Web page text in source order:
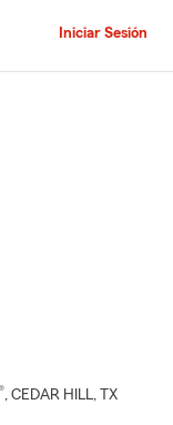
Iniciar Sesión
®, CEDAR HILL, TX